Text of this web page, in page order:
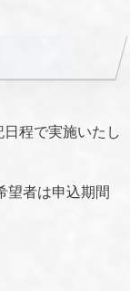
程で実施いたし
望者は申込期間